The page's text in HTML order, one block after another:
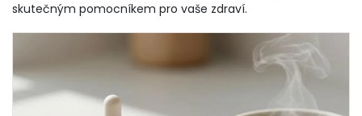
skutečným pomocníkem pro vaše zdraví.